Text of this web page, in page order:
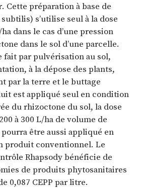
Cette préparation à base de
s’utilise seul à la dose
dans le cas d’une pression
dans le sol d’une parcelle.
fait par pulvérisation au sol,
à la dépose des plants,
par la terre et le buttage
est appliqué seul en condition
du rhizoctone du sol, la dose
à 300 L/ha de volume de
être aussi appliqué en
produit conventionnel. Le
Rhapsody bénéficie de
de produits phytosanitaires
0,087 CEPP par litre.